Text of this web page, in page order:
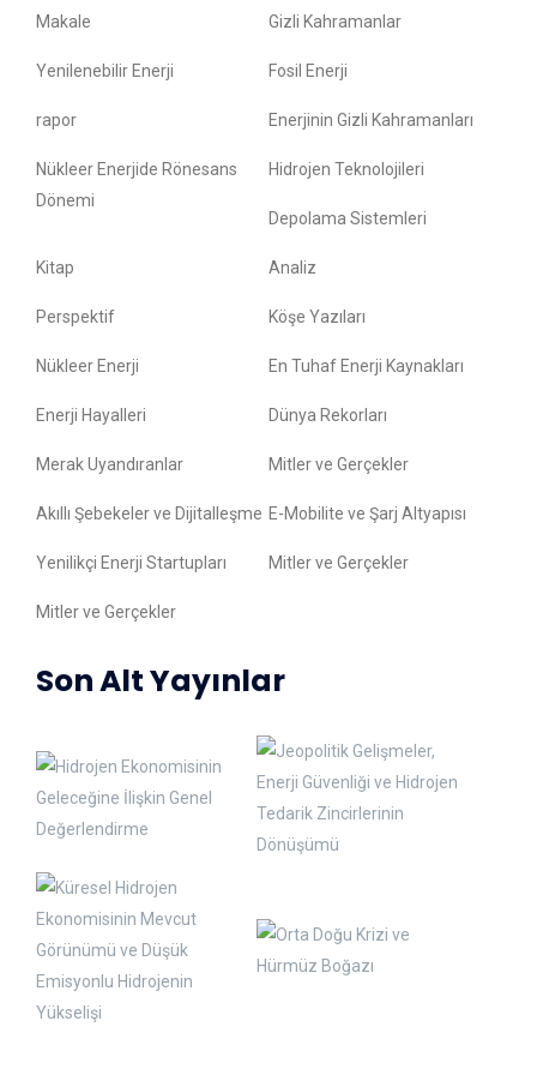
Makale Gizli Kahramanlar
Yenilenebilir Enerji Fosil Enerji
rapor Enerjinin Gizli Kahramanları
Nükleer Enerjide Rönesans
Dönemi
Hidrojen Teknolojileri
Depolama Sistemleri
Kitap Analiz
Perspektif Köşe Yazıları
Nükleer Enerji En Tuhaf Enerji Kaynakları
Enerji Hayalleri Dünya Rekorları
Merak Uyandıranlar Mitler ve Gerçekler
Akıllı Şebekeler ve Dijitalleşme E-Mobilite ve Şarj Altyapısı
Yenilikçi Enerji Startupları Mitler ve Gerçekler
Mitler ve Gerçekler
Son Alt Yayınlar